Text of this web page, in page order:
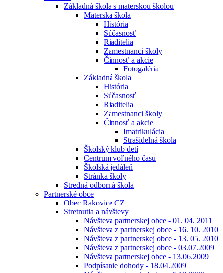
Základná škola s materskou školou
Materská škola
História
Súčasnosť
Riaditelia
Zamestnanci školy
Činnosť a akcie
Fotogaléria
Základná škola
História
Súčasnosť
Riaditelia
Zamestnanci školy
Činnosť a akcie
Imatrikulácia
Strašidelná škola
Školský klub detí
Centrum voľného času
Školská jedáleň
Stránka školy
Stredná odborná škola
Partnerské obce
Obec Rakovice CZ
Stretnutia a návštevy
Návšteva partnerskej obce - 01. 04. 2011
Návšteva z partnerskej obce - 16. 10. 2010
Návšteva z partnerskej obce - 13. 05. 2010
Návšteva z partnerskej obce - 03.07.2009
Návšteva partnerskej obce - 13.06.2009
Podpísanie dohody - 18.04.2009